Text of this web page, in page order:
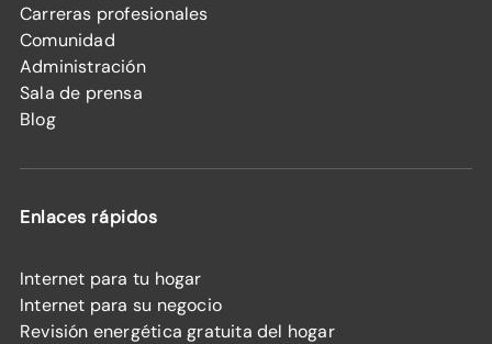
Carreras profesionales
Comunidad
Administración
Sala de prensa
Blog
Enlaces rápidos
Internet para tu hogar
Internet para su negocio
Revisión energética gratuita del hogar